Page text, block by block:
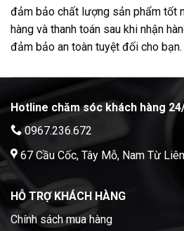
đảm bảo chất lượng sản phẩm tốt
hàng và thanh toán sau khi nhận
đảm bảo an toàn tuyệt đối cho bạn.
Hotline chăm sóc khách hàng
0967.236.672
67 Cầu Cốc, Tây Mỗ, Nam Từ
HỖ TRỢ KHÁCH HÀNG
Chính sách mua hàng